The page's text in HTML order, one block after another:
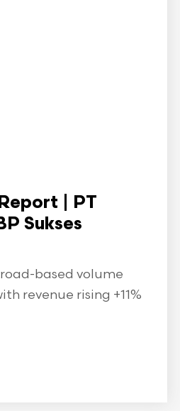
| PT
Sukses
based volume
revenue rising +11%